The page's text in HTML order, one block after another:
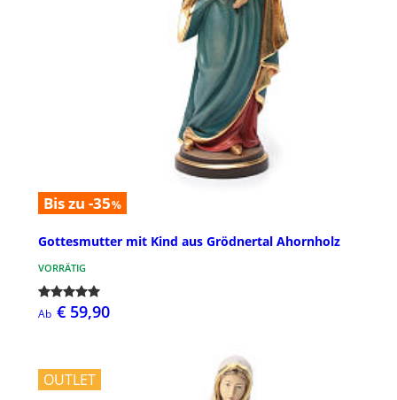
Bis zu -35%
Gottesmutter mit Kind aus Grödnertal Ahornholz
VORRÄTIG
Ab € 59,90
OUTLET